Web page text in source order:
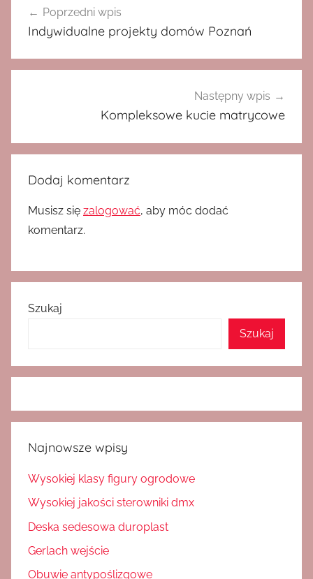
wpisu
Poprzedni wpis
Indywidualne projekty domów Poznań
Następny wpis
Kompleksowe kucie matrycowe
Dodaj komentarz
Musisz się zalogować, aby móc dodać
komentarz.
Szukaj
Szukaj
Najnowsze wpisy
Wysokiej klasy figury ogrodowe
Wysokiej jakości sterowniki dmx
Deska sedesowa duroplast
Gerlach wejście
Obuwie antypoślizgowe